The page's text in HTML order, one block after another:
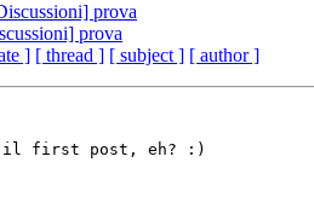
prova
prova
] [ thread ] [ subject ] [ author ]
il first post, eh? :)